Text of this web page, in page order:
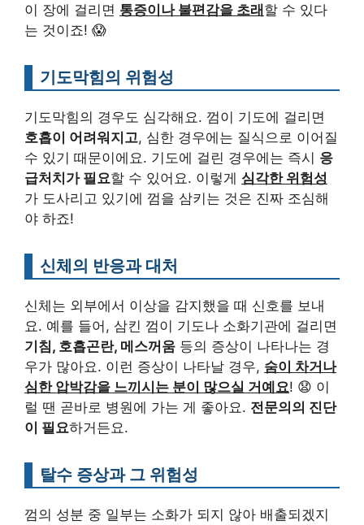
이 장에 걸리면 통증이나 불편감을 초래할 수 있다
는 것이죠! 😱
기도막힘의 위험성
기도막힘의 경우도 심각해요. 껌이 기도에 걸리면
호흡이 어려워지고, 심한 경우에는 질식으로 이어질
수 있기 때문이에요. 기도에 걸린 경우에는 즉시 응
급처치가 필요할 수 있어요. 이렇게 심각한 위험성
가 도사리고 있기에 껌을 삼키는 것은 진짜 조심해
야 하죠!
신체의 반응과 대처
신체는 외부에서 이상을 감지했을 때 신호를 보내
요. 예를 들어, 삼킨 껌이 기도나 소화기관에 걸리면
기침, 호흡곤란, 메스꺼움 등의 증상이 나타나는 경
우가 많아요. 이런 증상이 나타날 경우, 숨이 차거나
심한 압박감을 느끼시는 분이 많으실 거예요! 😧 이
럴 땐 곧바로 병원에 가는 게 좋아요. 전문의의 진단
이 필요하거든요.
탈수 증상과 그 위험성
껌의 성분 중 일부는 소화가 되지 않아 배출되겠지